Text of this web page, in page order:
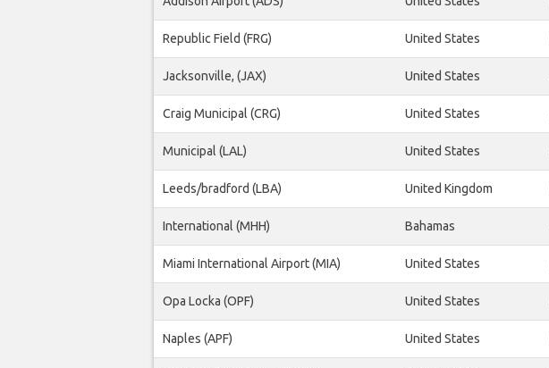
Republic Field (FRG) United States
Jacksonville, (JAX) United States
Craig Municipal (CRG) United States
Municipal (LAL) United States
Leeds/bradford (LBA) United Kingdom
International (MHH) Bahamas
Miami International Airport (MIA) United States
Opa Locka (OPF) United States
Naples (APF) United States